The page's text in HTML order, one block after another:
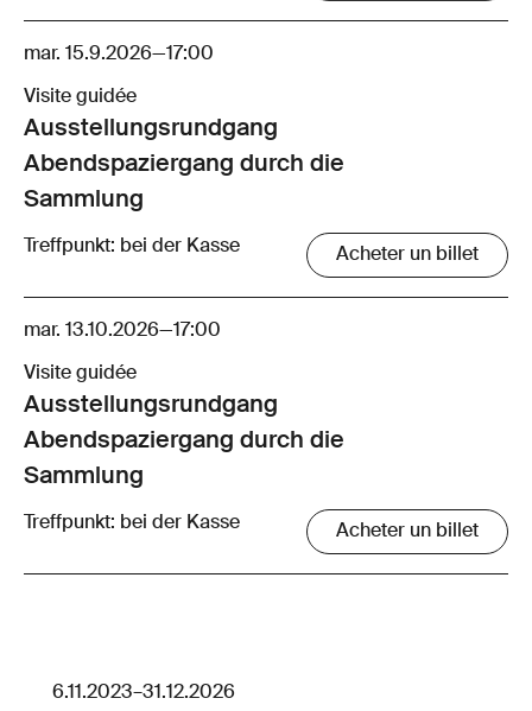
mar. 15.9.2026—17:00
Visite guidée
Ausstellungsrund­gang
Abendspaziergang durch die
Sammlung
Treffpunkt: bei der Kasse Acheter un billet
mar. 13.10.2026—17:00
Visite guidée
Ausstellungsrund­gang
Abendspaziergang durch die
Sammlung
Treffpunkt: bei der Kasse Acheter un billet
6.11.2023–31.12.2026